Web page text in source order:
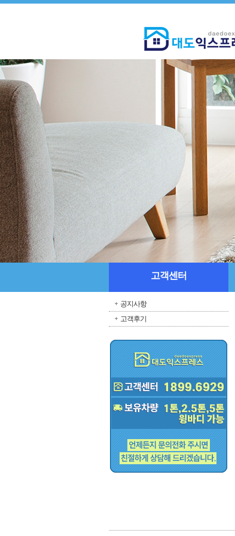
고객센터
공지사항
고객후기